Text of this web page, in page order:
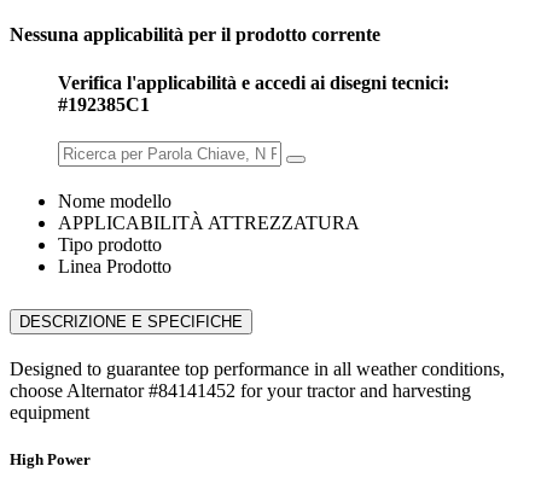
Nessuna applicabilità per il prodotto corrente
Verifica l'applicabilità e accedi ai disegni tecnici:
#192385C1
Nome modello
APPLICABILITÀ ATTREZZATURA
Tipo prodotto
Linea Prodotto
DESCRIZIONE E SPECIFICHE
Designed to guarantee top performance in all weather conditions,
choose Alternator #84141452 for your tractor and harvesting
equipment
High Power